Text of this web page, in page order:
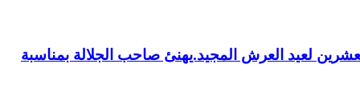
لعيد العرش المجيد.يهنئ صاحب الجلالة بمناسبة